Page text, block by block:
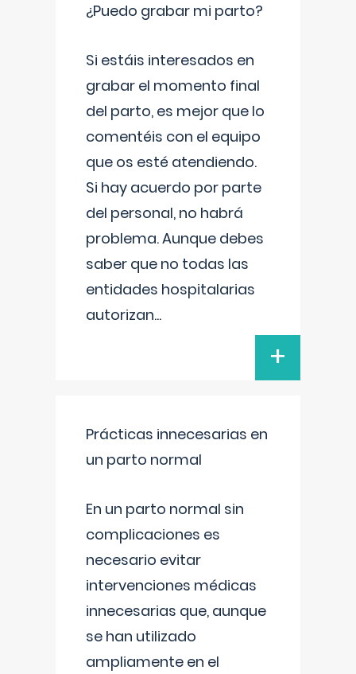
¿Puedo grabar mi parto?
Si estáis interesados en
grabar el momento final
del parto, es mejor que lo
comentéis con el equipo
que os esté atendiendo.
Si hay acuerdo por parte
del personal, no habrá
problema. Aunque debes
saber que no todas las
entidades hospitalarias
autorizan...
+
Prácticas innecesarias en
un parto normal
En un parto normal sin
complicaciones es
necesario evitar
intervenciones médicas
innecesarias que, aunque
se han utilizado
ampliamente en el